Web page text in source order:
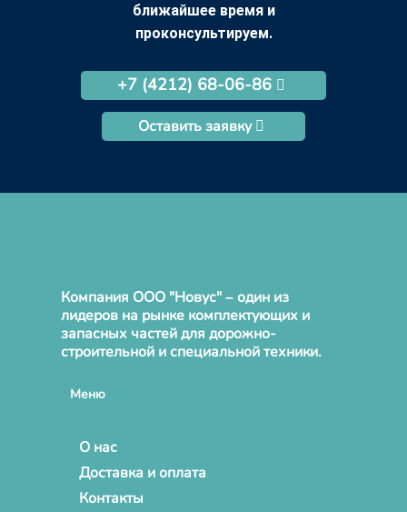
ближайшее время и
проконсультируем.
+7 (4212) 68-06-86
Оставить заявку
Компания ООО "Новус" – один из
лидеров на рынке комплектующих и
запасных частей для дорожно-
строительной и специальной техники.
Меню
О нас
Доставка и оплата
Контакты